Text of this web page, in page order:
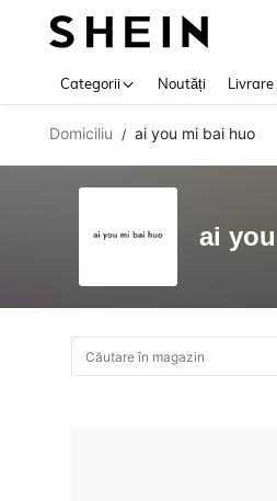
Categorii Noutăți
Domiciliu / ai you mi bai huo
ai